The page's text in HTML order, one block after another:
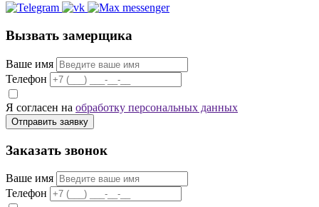
Вызвать замерщика
Ваше имя
Телефон
Я согласен на обработку персональных данных
Отправить заявку
Заказать звонок
Ваше имя
Телефон